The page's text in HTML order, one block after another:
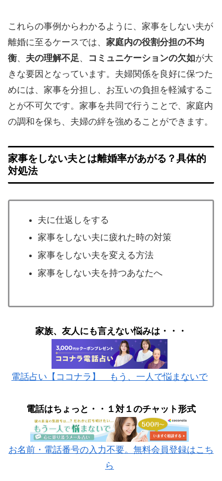
これらの事例からわかるように、家事をしない夫が
離婚に至るケースでは、 家庭内の役割分担の不均
衡、 夫の理解不足、 コミュニケーションの欠如が大
きな要因となっています。夫婦関係を良好に保つた
めには、家事を分担し、お互いの負担を軽減するこ
とが不可欠です。家事を共同で行うことで、家庭内
の調和を保ち、夫婦の絆を強めることができます。
家事をしない夫とは離婚率があがる？具体的
対処法
夫に仕返しをする
家事をしない夫に疲れた時の対策
家事をしない夫を変える方法
家事をしない夫を持つあなたへ
家族、友人にも言えない悩みは・・・
電話占い【ココナラ】 もう、一人で悩まないで
電話はちょっと ・・１対１のチャット形式
お名前・電話番号の入力不要。無料会員登録はこち
ら